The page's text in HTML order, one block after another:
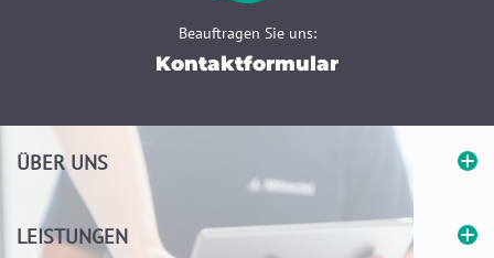
Beauftragen Sie uns:
Kontaktformular
ÜBER UNS
LEISTUNGEN